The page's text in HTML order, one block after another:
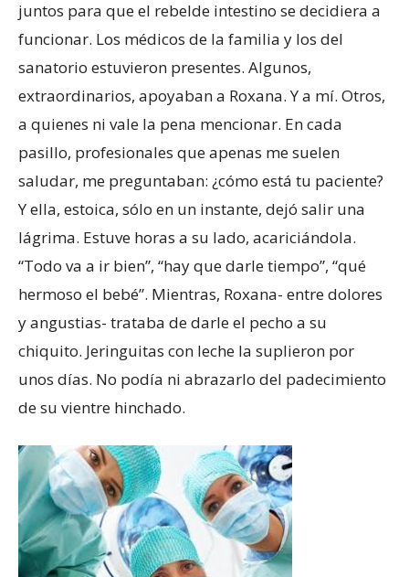
juntos para que el rebelde intestino se decidiera a
funcionar. Los médicos de la familia y los del
sanatorio estuvieron presentes. Algunos,
extraordinarios, apoyaban a Roxana. Y a mí. Otros,
a quienes ni vale la pena mencionar. En cada
pasillo, profesionales que apenas me suelen
saludar, me preguntaban: ¿cómo está tu paciente?
Y ella, estoica, sólo en un instante, dejó salir una
lágrima. Estuve horas a su lado, acariciándola.
“Todo va a ir bien”, “hay que darle tiempo”, “qué
hermoso el bebé”. Mientras, Roxana- entre dolores
y angustias- trataba de darle el pecho a su
chiquito. Jeringuitas con leche la suplieron por
unos días. No podía ni abrazarlo del padecimiento
de su vientre hinchado.